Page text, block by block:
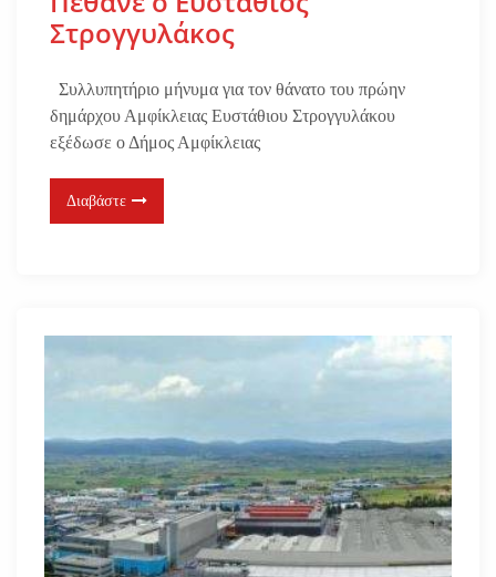
Στρογγυλάκος
Συλλυπητήριο μήνυμα για τον θάνατο του πρώην
δημάρχου Αμφίκλειας Ευστάθιου Στρογγυλάκου
εξέδωσε ο Δήμος Αμφίκλειας
Διαβάστε